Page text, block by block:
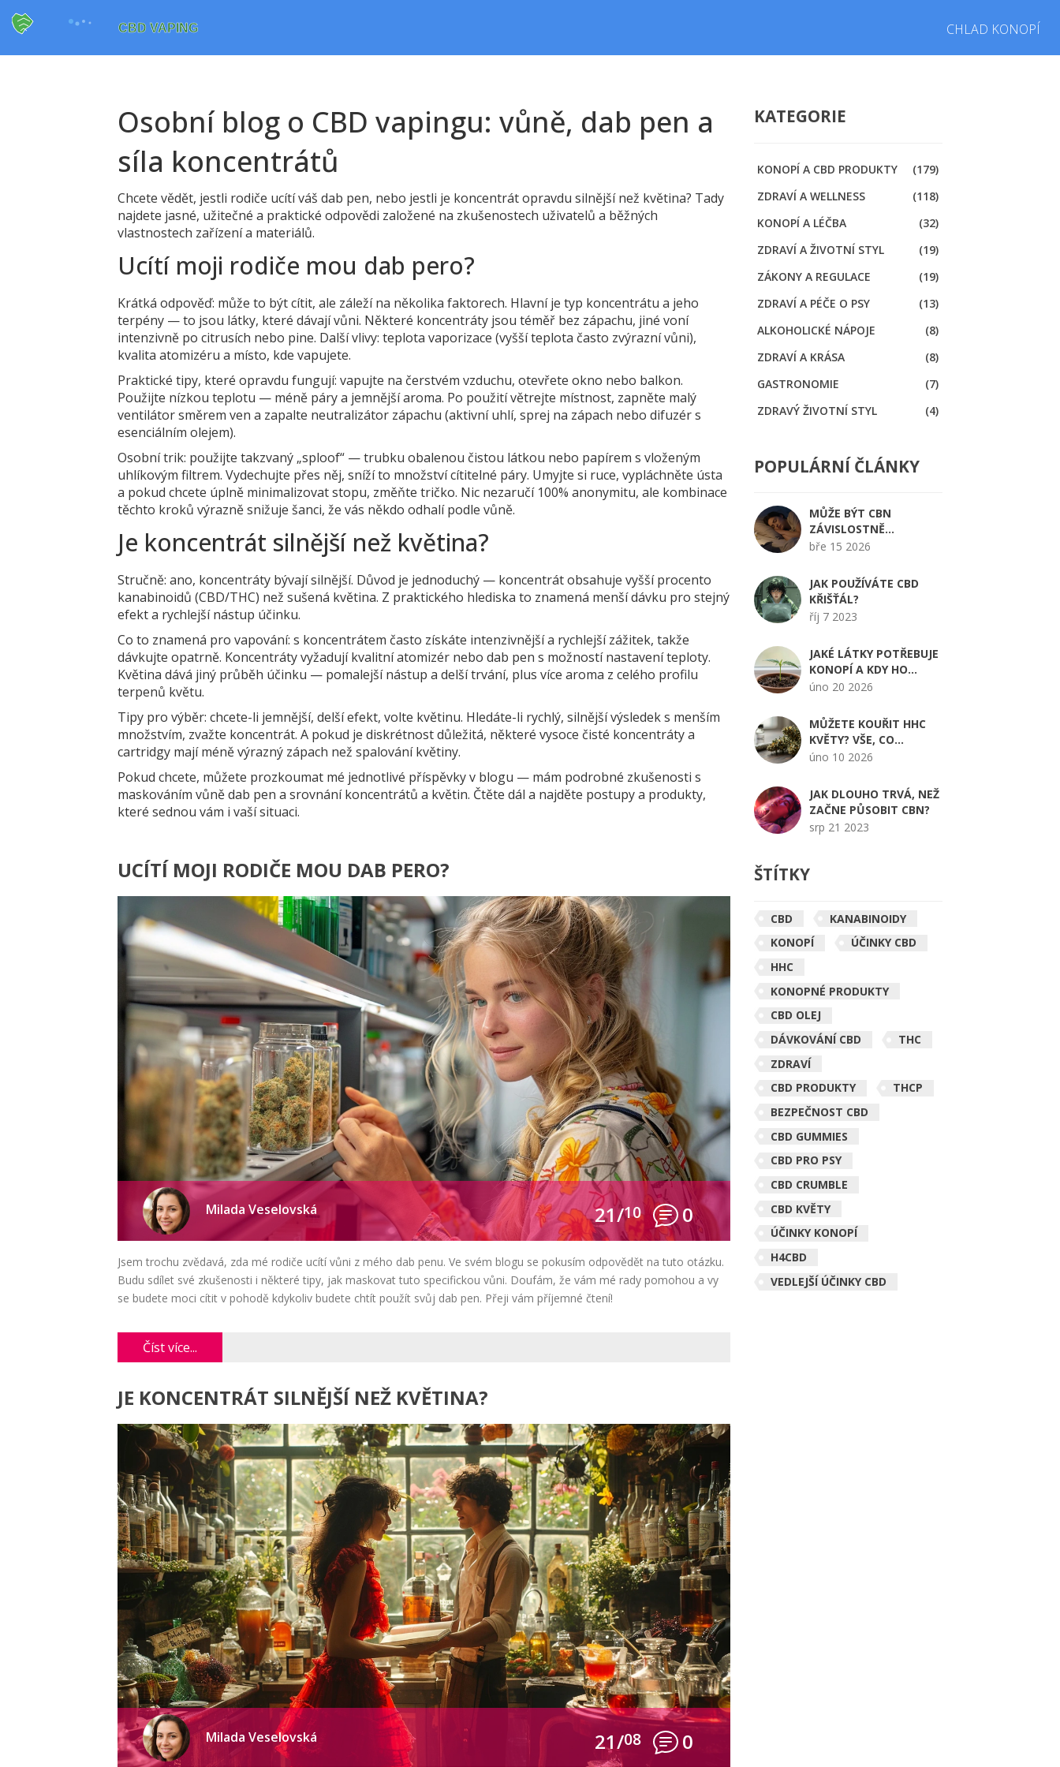
CHLAD KONOPÍ
Osobní blog o CBD vapingu: vůně, dab pen a
síla koncentrátů
Chcete vědět, jestli rodiče ucítí váš dab pen, nebo jestli je koncentrát opravdu silnější než květina? Tady
najdete jasné, užitečné a praktické odpovědi založené na zkušenostech uživatelů a běžných
vlastnostech zařízení a materiálů.
Ucítí moji rodiče mou dab pero?
Krátká odpověď: může to být cítit, ale záleží na několika faktorech. Hlavní je typ koncentrátu a jeho
terpény — to jsou látky, které dávají vůni. Některé koncentráty jsou téměř bez zápachu, jiné voní
intenzivně po citrusích nebo pine. Další vlivy: teplota vaporizace (vyšší teplota často zvýrazní vůni),
kvalita atomizéru a místo, kde vapujete.
Praktické tipy, které opravdu fungují: vapujte na čerstvém vzduchu, otevřete okno nebo balkon.
Použijte nízkou teplotu — méně páry a jemnější aroma. Po použití větrejte místnost, zapněte malý
ventilátor směrem ven a zapalte neutralizátor zápachu (aktivní uhlí, sprej na zápach nebo difuzér s
esenciálním olejem).
Osobní trik: použijte takzvaný „sploof“ — trubku obalenou čistou látkou nebo papírem s vloženým
uhlíkovým filtrem. Vydechujte přes něj, sníží to množství cítitelné páry. Umyjte si ruce, vypláchněte ústa
a pokud chcete úplně minimalizovat stopu, změňte tričko. Nic nezaručí 100% anonymitu, ale kombinace
těchto kroků výrazně snižuje šanci, že vás někdo odhalí podle vůně.
Je koncentrát silnější než květina?
Stručně: ano, koncentráty bývají silnější. Důvod je jednoduchý — koncentrát obsahuje vyšší procento
kanabinoidů (CBD/THC) než sušená květina. Z praktického hlediska to znamená menší dávku pro stejný
efekt a rychlejší nástup účinku.
Co to znamená pro vapování: s koncentrátem často získáte intenzivnější a rychlejší zážitek, takže
dávkujte opatrně. Koncentráty vyžadují kvalitní atomizér nebo dab pen s možností nastavení teploty.
Květina dává jiný průběh účinku — pomalejší nástup a delší trvání, plus více aroma z celého profilu
terpenů květu.
Tipy pro výběr: chcete-li jemnější, delší efekt, volte květinu. Hledáte-li rychlý, silnější výsledek s menším
množstvím, zvažte koncentrát. A pokud je diskrétnost důležitá, některé vysoce čisté koncentráty a
cartridgy mají méně výrazný zápach než spalování květiny.
Pokud chcete, můžete prozkoumat mé jednotlivé příspěvky v blogu — mám podrobné zkušenosti s
maskováním vůně dab pen a srovnání koncentrátů a květin. Čtěte dál a najděte postupy a produkty,
které sednou vám i vaší situaci.
UCÍTÍ MOJI RODIČE MOU DAB PERO?
Milada Veselovská 21/10 0
Jsem trochu zvědavá, zda mé rodiče ucítí vůni z mého dab penu. Ve svém blogu se pokusím odpovědět na tuto otázku.
Budu sdílet své zkušenosti i některé tipy, jak maskovat tuto specifickou vůni. Doufám, že vám mé rady pomohou a vy
se budete moci cítit v pohodě kdykoliv budete chtít použít svůj dab pen. Přeji vám příjemné čtení!
Číst více...
JE KONCENTRÁT SILNĚJŠÍ NEŽ KVĚTINA?
Milada Veselovská 21/08 0
KATEGORIE
KONOPÍ A CBD PRODUKTY
(179)
ZDRAVÍ A WELLNESS
(118)
KONOPÍ A LÉČBA
(32)
ZDRAVÍ A ŽIVOTNÍ STYL
(19)
ZÁKONY A REGULACE
(19)
ZDRAVÍ A PÉČE O PSY
(13)
ALKOHOLICKÉ NÁPOJE
(8)
ZDRAVÍ A KRÁSA
(8)
GASTRONOMIE
(7)
ZDRAVÝ ŽIVOTNÍ STYL
(4)
POPULÁRNÍ ČLÁNKY
MŮŽE BÝT CBN
ZÁVISLOSTNĚ
PŮSOBIVÝ? VŠE, CO
KANABINOLU
bře 15 2026
JAK POUŽÍVÁTE CBD
KŘIŠŤÁL?
říj 7 2023
JAKÉ LÁTKY POTŘEBUJE
KONOPÍ A KDY HO
KRMIT?
úno 20 2026
MŮŽETE KOUŘIT HHC
KVĚTY? VŠE, CO
POTŘEBUJETE VĚDĚT
úno 10 2026
JAK DLOUHO TRVÁ, NEŽ
ZAČNE PŮSOBIT CBN?
srp 21 2023
ŠTÍTKY
CBD
KANABINOIDY
KONOPÍ
ÚČINKY CBD
HHC
KONOPNÉ PRODUKTY
CBD OLEJ
DÁVKOVÁNÍ CBD
THC
ZDRAVÍ
CBD PRODUKTY
THCP
BEZPEČNOST CBD
CBD GUMMIES
CBD PRO PSY
CBD CRUMBLE
CBD KVĚTY
ÚČINKY KONOPÍ
H4CBD
VEDLEJŠÍ ÚČINKY CBD